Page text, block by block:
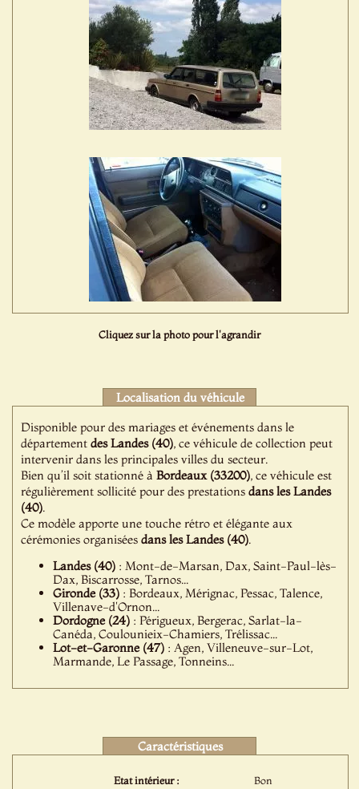
Cliquez sur la photo pour l'agrandir
Localisation du véhicule
Disponible pour des mariages et événements dans le
départementdes Landes (40), ce véhicule de collection peut
intervenir dans les principales villes du secteur.
Bien qu’il soit stationné àBordeaux (33200), ce véhicule est
régulièrement sollicité pour des prestationsdans les Landes
(40).
Ce modèle apporte une touche rétro et élégante aux
cérémonies organiséesdans les Landes (40).
Landes (40) : Mont-de-Marsan, Dax, Saint-Paul-lès-
Dax, Biscarrosse, Tarnos...
Gironde (33) : Bordeaux, Mérignac, Pessac, Talence,
Villenave-d'Ornon...
Dordogne (24) : Périgueux, Bergerac, Sarlat-la-
Canéda, Coulounieix-Chamiers, Trélissac...
Lot-et-Garonne (47) : Agen, Villeneuve-sur-Lot,
Marmande, Le Passage, Tonneins...
Caractéristiques
Etat intérieur :
Bon